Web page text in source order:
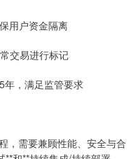
用户资金隔离
交易进行标记
年，满足监管要求
，需要兼顾性能、安全与合